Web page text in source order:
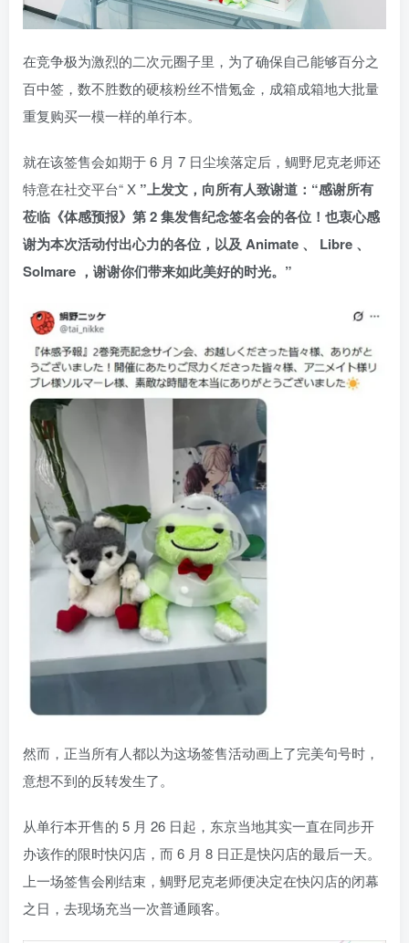
在竞争极为激烈的二次元圈子里，为了确保自己能够百分之
百中签，数不胜数的硬核粉丝不惜氪金，成箱成箱地大批量
重复购买一模一样的单行本。
就在该签售会如期于 6 月 7 日尘埃落定后，鲷野尼克老师还
特意在社交平台“ X ”上发文，向所有人致谢道：“感谢所有
莅临《体感预报》第 2 集发售纪念签名会的各位！也衷心感
谢为本次活动付出心力的各位，以及 Animate 、 Libre 、
Solmare ，谢谢你们带来如此美好的时光。”
然而，正当所有人都以为这场签售活动画上了完美句号时，
意想不到的反转发生了。
从单行本开售的 5 月 26 日起，东京当地其实一直在同步开
办该作的限时快闪店，而 6 月 8 日正是快闪店的最后一天。
上一场签售会刚结束，鲷野尼克老师便决定在快闪店的闭幕
之日，去现场充当一次普通顾客。